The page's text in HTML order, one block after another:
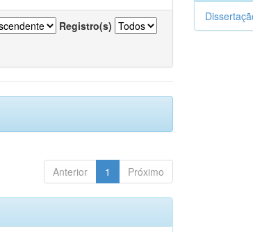
Registro(s)
Anterior 1 Próximo